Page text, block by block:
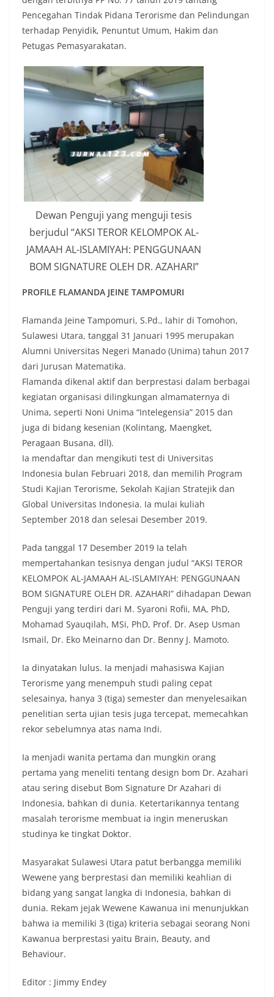
Pencegahan Tindak Pidana Terorisme dan Pelindungan
terhadap Penyidik, Penuntut Umum, Hakim dan
Petugas Pemasyarakatan.
Dewan Penguji yang menguji tesis
berjudul “AKSI TEROR KELOMPOK AL-
JAMAAH AL-ISLAMIYAH: PENGGUNAAN
BOM SIGNATURE OLEH DR. AZAHARI”
PROFILE FLAMANDA JEINE TAMPOMURI
Flamanda Jeine Tampomuri, S.Pd., lahir di Tomohon,
Sulawesi Utara, tanggal 31 Januari 1995 merupakan
Alumni Universitas Negeri Manado (Unima) tahun 2017
dari Jurusan Matematika.
Flamanda dikenal aktif dan berprestasi dalam berbagai
kegiatan organisasi dilingkungan almamaternya di
Unima, seperti Noni Unima “Intelegensia” 2015 dan
juga di bidang kesenian (Kolintang, Maengket,
Peragaan Busana, dll).
Ia mendaftar dan mengikuti test di Universitas
Indonesia bulan Februari 2018, dan memilih Program
Studi Kajian Terorisme, Sekolah Kajian Stratejik dan
Global Universitas Indonesia. Ia mulai kuliah
September 2018 dan selesai Desember 2019.
Pada tanggal 17 Desember 2019 Ia telah
mempertahankan tesisnya dengan judul “AKSI TEROR
KELOMPOK AL-JAMAAH AL-ISLAMIYAH: PENGGUNAAN
BOM SIGNATURE OLEH DR. AZAHARI” dihadapan Dewan
Penguji yang terdiri dari M. Syaroni Rofii, MA, PhD,
Mohamad Syauqilah, MSi, PhD, Prof. Dr. Asep Usman
Ismail, Dr. Eko Meinarno dan Dr. Benny J. Mamoto.
Ia dinyatakan lulus. Ia menjadi mahasiswa Kajian
Terorisme yang menempuh studi paling cepat
selesainya, hanya 3 (tiga) semester dan menyelesaikan
penelitian serta ujian tesis juga tercepat, memecahkan
rekor sebelumnya atas nama Indi.
Ia menjadi wanita pertama dan mungkin orang
pertama yang meneliti tentang design bom Dr. Azahari
atau sering disebut Bom Signature Dr Azahari di
Indonesia, bahkan di dunia. Ketertarikannya tentang
masalah terorisme membuat ia ingin meneruskan
studinya ke tingkat Doktor.
Masyarakat Sulawesi Utara patut berbangga memiliki
Wewene yang berprestasi dan memiliki keahlian di
bidang yang sangat langka di Indonesia, bahkan di
dunia. Rekam jejak Wewene Kawanua ini menunjukkan
bahwa ia memiliki 3 (tiga) kriteria sebagai seorang Noni
Kawanua berprestasi yaitu Brain, Beauty, and
Behaviour.
Editor : Jimmy Endey